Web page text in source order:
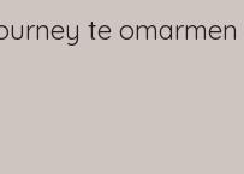
te omarmen